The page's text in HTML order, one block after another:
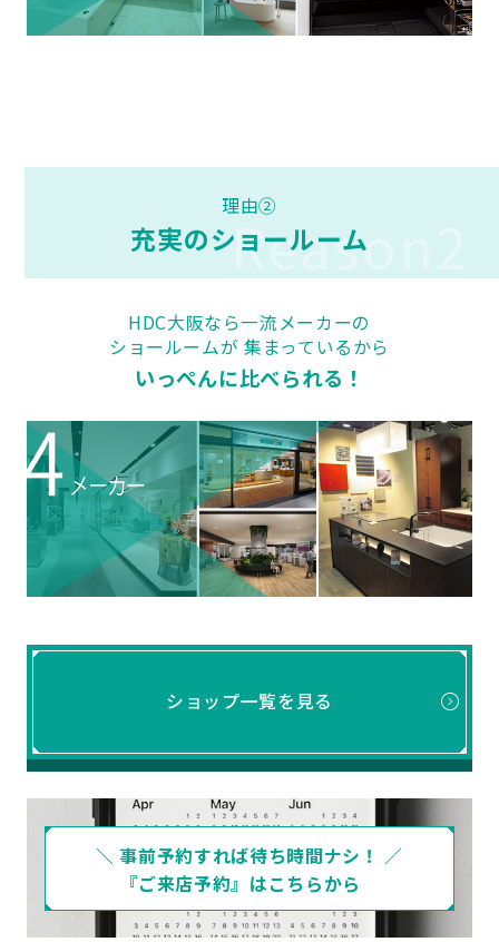
Reason2
理由②
充実のショールーム
HDC大阪なら一流メーカーの
ショールームが 集まっているから
いっぺんに比べられる！
ショップ一覧を見る
＼ 事前予約すれば待ち時間ナシ！ ／
『ご来店予約』はこちらから